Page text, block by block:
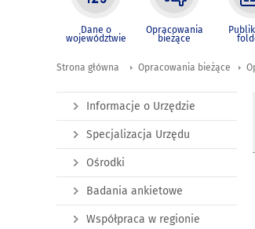
Dane o
województwie
Opracowania
bieżące
Strona główna Opracowania bieżące
Informacje o Urzędzie
Specjalizacja Urzędu
Ośrodki
Badania ankietowe
Współpraca w regionie